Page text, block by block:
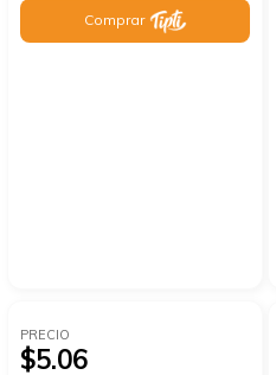
Comprar
PRECIO
$5.06